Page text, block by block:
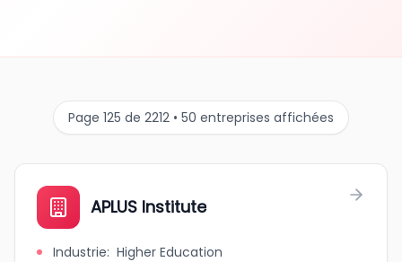
Page 125 de 2212 • 50 entreprises affichées
APLUS Institute
Industrie: Higher Education